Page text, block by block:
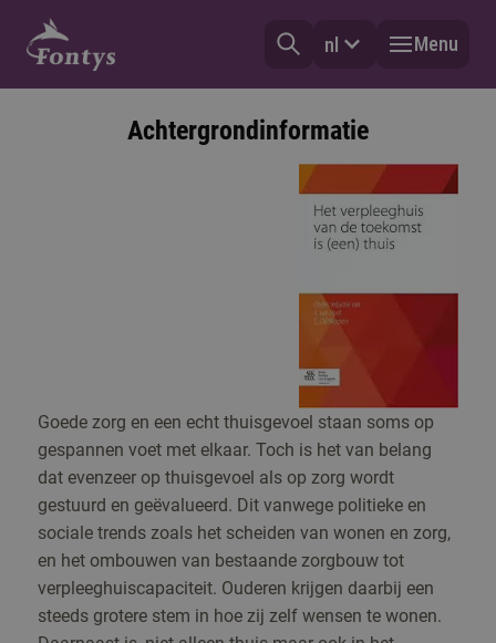
nl Menu
Achtergrondinformatie
Goede zorg en een echt thuisgevoel staan soms op
gespannen voet met elkaar. Toch is het van belang
dat evenzeer op thuisgevoel als op zorg wordt
gestuurd en geëvalueerd. Dit vanwege politieke en
sociale trends zoals het scheiden van wonen en zorg,
en het ombouwen van bestaande zorgbouw tot
verpleeghuiscapaciteit. Ouderen krijgen daarbij een
steeds grotere stem in hoe zij zelf wensen te wonen.